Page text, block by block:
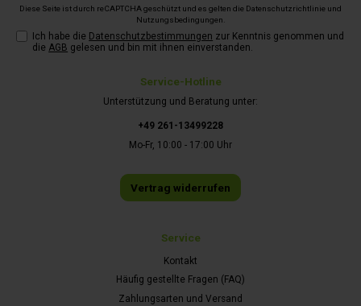
Service-Hotline
Unterstützung und Beratung unter:
+49 261-13499228
Mo-Fr, 10:00 - 17:00 Uhr
Vertrag widerrufen
Service
Kontakt
Häufig gestellte Fragen (FAQ)
Zahlungsarten und Versand
Diese Seite ist durch reCAPTCHA geschützt und es gelten die Datenschutzrichtlinie und
Nutzungsbedingungen
Ich habe die Datenschutzbestimmungen zur Kenntnis genommen und
die AGB gelesen und bin mit ihnen einverstanden.